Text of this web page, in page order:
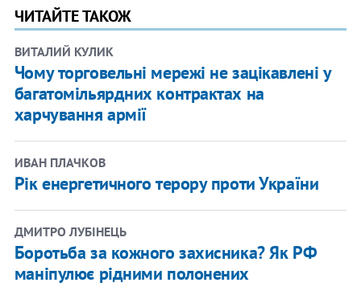
ЧИТАЙТЕ ТАКОЖ
ВИТАЛИЙ КУЛИК
Чому торговельні мережі не зацікавлені у
багатомільярдних контрактах на
харчування армії
ИВАН ПЛАЧКОВ
Рік енергетичного терору проти України
ДМИТРО ЛУБІНЕЦЬ
Боротьба за кожного захисника? Як РФ
маніпулює рідними полонених